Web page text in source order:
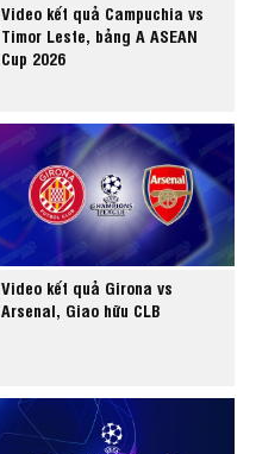
Video kết quả Campuchia vs
Timor Leste, bảng A ASEAN
Cup 2026
Video kết quả Girona vs
Arsenal, Giao hữu CLB